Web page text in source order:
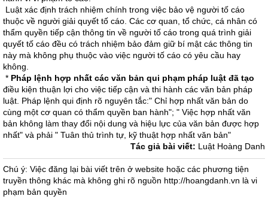
Luật xác định trách nhiệm chính trong việc bảo vệ người tố cáo
thuộc về người giải quyết tố cáo. Các cơ quan, tổ chức, cá nhân có
thẩm quyền tiếp cận thông tin về người tố cáo trong quá trình giải
quyết tố cáo đều có trách nhiệm bảo đảm giữ bí mật các thông tin
này mà không phụ thuộc vào việc người tố cáo có yêu cầu hay
không.
* Pháp lệnh hợp nhất các văn bản qui phạm pháp luật đã tạo
điều kiện thuận lợi cho việc tiếp cận và thi hành các văn bản pháp
luật. Pháp lệnh qui định rõ nguyên tắc:" Chỉ hợp nhất văn bản do
cùng một cơ quan có thẩm quyền ban hành"; " Việc hợp nhất văn
bản không làm thay đổi nội dung và hiệu lực của văn bản được hợp
nhất" và phải " Tuân thủ trình tự, kỹ thuật hợp nhất văn bản"
Tác giả bài viết: Luật Hoàng Danh
Chú ý: Việc đăng lại bài viết trên ở website hoặc các phương tiện
truyền thông khác mà không ghi rõ nguồn http://hoangdanh.vn là vi
phạm bản quyền